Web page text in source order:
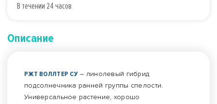
В течении 24 часов
Описание
РЖТ ВОЛЛТЕР СУ– линолевый гибрид
подсолнечника ранней группы спелости.
Универсальное растение, хорошо